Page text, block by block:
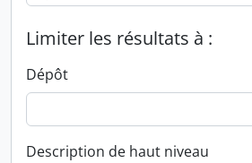
Limiter les résultats à :
Dépôt
Description de haut niveau